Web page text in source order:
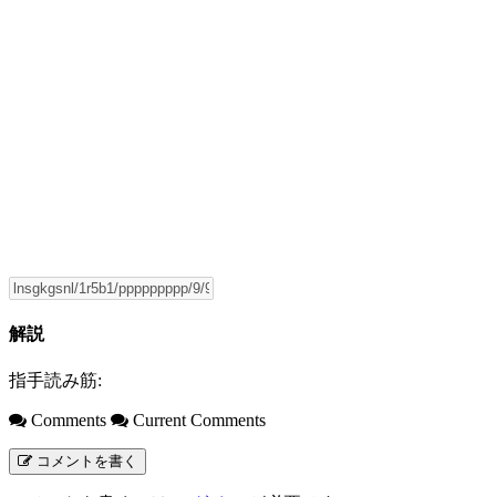
解説
指手読み筋:
Comments Current Comments
コメントを書く